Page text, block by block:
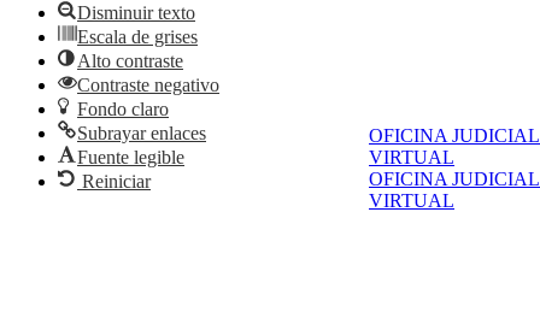
OFICINA JUDICIAL
VIRTUAL
OFICINA JUDICIAL
VIRTUAL
Disminuir texto
Escala de grises
Alto contraste
Contraste negativo
Fondo claro
Subrayar enlaces
Fuente legible
Reiniciar